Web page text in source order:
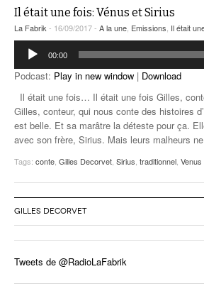
Il était une fois: Vénus et Sirius
La Fabrik- 16/09/2017 - A la une, Emissions, Il était
Lecteur
audio
00:00
Podcast: Play in new window | Download
Il était une fois… Il était une fois Gilles,
Gilles, conteur, qui nous conte des histoires
est belle. Et sa marâtre la déteste pour ça.
avec son frère, Sirius. Mais leurs malheurs
Tags: conte, Gilles Decorvet, Sirius, traditionnel, Venus
GILLES DECORVET
Tweets de @RadioLaFabrik